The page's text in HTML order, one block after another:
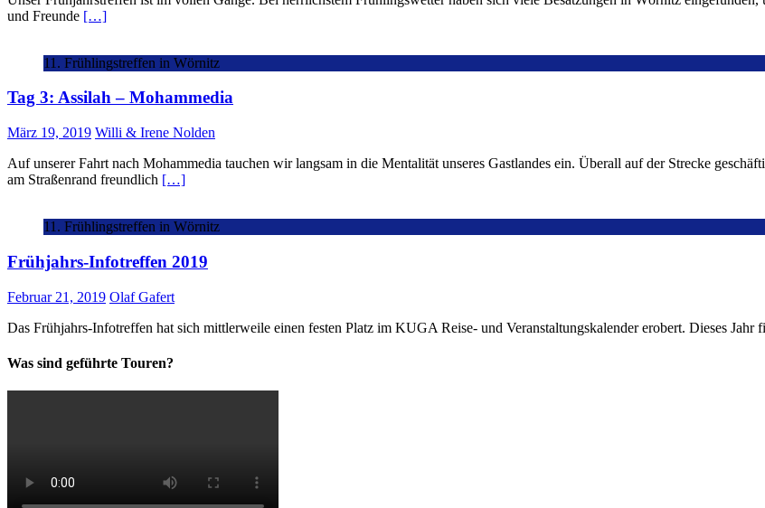
und Freunde […]
11. Frühlingstreffen in Wörnitz
Tag 3: Assilah – Mohammedia
März 19, 2019 Willi & Irene Nolden
Auf unserer Fahrt nach Mohammedia tauchen wir langsam in die Mentalität unseres Gastlandes ein. Überall auf der Strecke
am Straßenrand freundlich […]
11. Frühlingstreffen in Wörnitz
Frühjahrs-Infotreffen 2019
Februar 21, 2019 Olaf Gafert
Das Frühjahrs-Infotreffen hat sich mittlerweile einen festen Platz im KUGA Reise- und Veranstaltungskalender erobert. Dieses
Was sind geführte Touren?